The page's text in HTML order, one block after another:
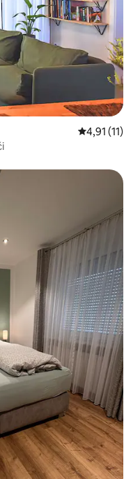
Prosječna
4,91 (11)
„Odabrali gosti”